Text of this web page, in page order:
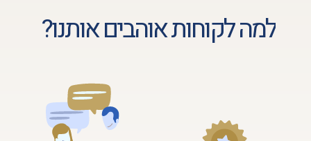
למה לקוחות אוהבים אותנו?